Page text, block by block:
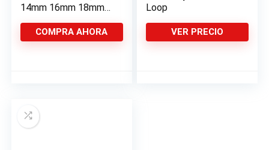
14mm 16mm 18mm
24mmCOMPRA AHORA
Loop
VER PRECIO